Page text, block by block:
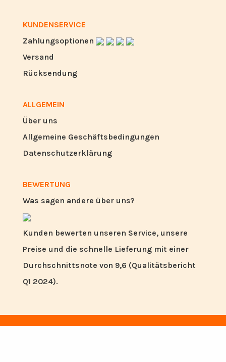
KUNDENSERVICE
Zahlungsoptionen
Versand
Rücksendung
ALLGEMEIN
Über uns
Allgemeine Geschäftsbedingungen
Datenschutzerklärung
BEWERTUNG
Was sagen andere über uns?
Kunden bewerten unseren Service, unsere
Preise und die schnelle Lieferung mit einer
Durchschnittsnote von 9,6 (Qualitätsbericht
Q1 2024).